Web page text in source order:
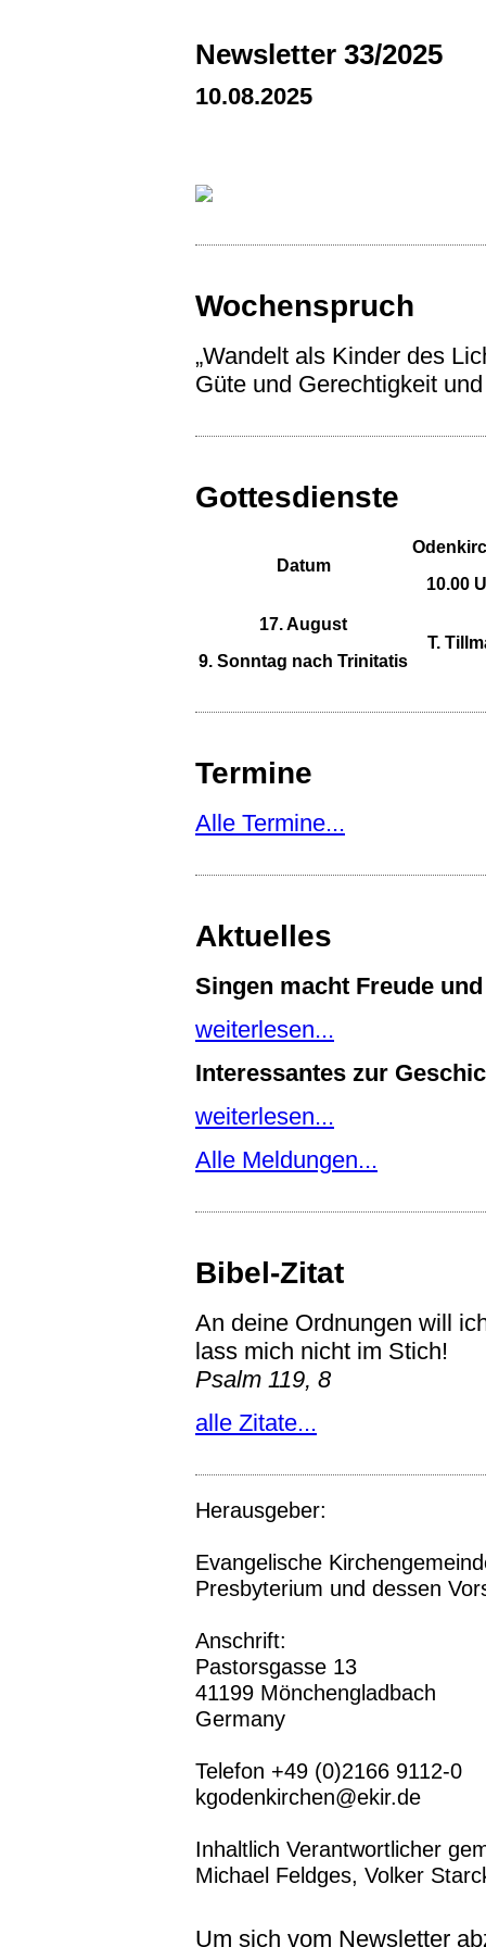
Newsletter 33/2025
10.08.2025
Wochenspruch
„Wandelt als Kinder des
Güte und Gerechtigkeit und
Gottesdienste
Datum
10.00
17. August
9. Sonntag nach Trinitatis
T.
Termine
Alle Termine...
Aktuelles
Singen macht Freude
weiterlesen...
Interessantes zur
weiterlesen...
Alle Meldungen...
Bibel-Zitat
An deine Ordnungen will
lass mich nicht im Stich!
Psalm 119, 8
alle Zitate...
Herausgeber:
Evangelische
Presbyterium und dessen
Anschrift:
Pastorsgasse 13
41199 Mönchengladbach
Germany
Telefon +49 (0)2166 9112-0
kgodenkirchen@ekir.de
Inhaltlich Verantwortlicher
Michael Feldges, Volker
Um sich vom Newsletter